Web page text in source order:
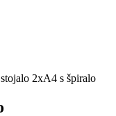
2xA4 s špiralo